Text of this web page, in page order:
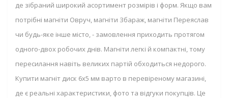
де зібраний широкий асортимент розмірів і форм. Якщо вам
потрібні магніти Овруч, магніти Збараж, магніти Переяслав
чи будь-яке інше місто, - замовлення приходить протягом
одного-двох робочих днів. Магніти легкі й компактні, тому
пересилання навіть великих партій обходиться недорого.
Купити магніт диск 6х5 мм варто в перевіреному магазині,
де є реальні характеристики, фото та відгуки покупців. Це